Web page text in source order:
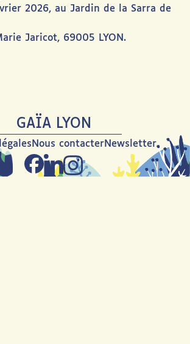
2026, au Jardin de la Sarra de
Jaricot, 69005 LYON.
GAÏA LYON
Nous contacterNewsletter